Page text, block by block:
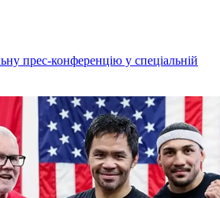
прес-конференцію у спеціальній